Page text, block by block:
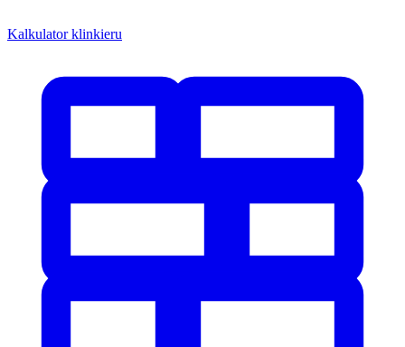
Kalkulator klinkieru